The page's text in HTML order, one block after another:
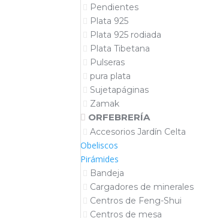
Pendientes
Plata 925
Plata 925 rodiada
Plata Tibetana
Pulseras
pura plata
Sujetapáginas
Zamak
ORFEBRERÍA
Accesorios Jardín Celta
Obeliscos
Pirámides
Bandeja
Cargadores de minerales
Centros de Feng-Shui
Centros de mesa